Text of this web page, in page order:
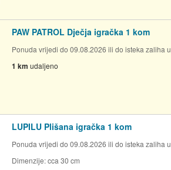
PAW PATROL Dječja igračka 1 kom
Ponuda vrijedi do 09.08.2026 ili do isteka zaliha u
1 km udaljeno
LUPILU Plišana igračka 1 kom
Ponuda vrijedi do 09.08.2026 ili do isteka zaliha u
Dimenzije: cca 30 cm